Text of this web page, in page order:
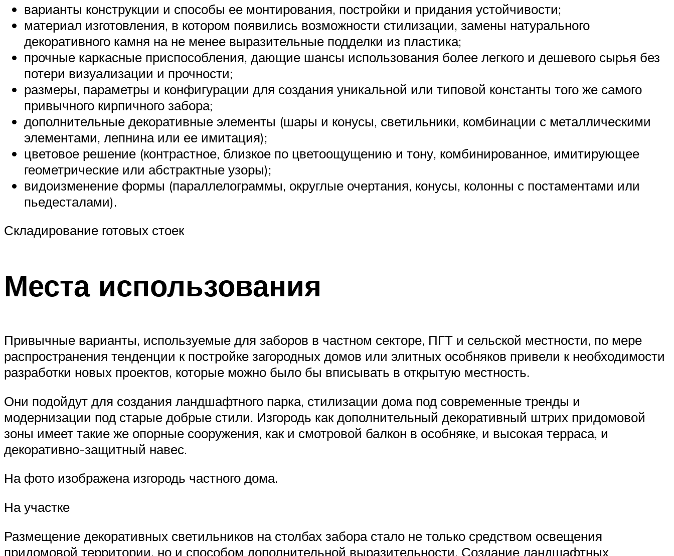
варианты конструкции и способы ее монтирования, постройки и придания устойчивости;
материал изготовления, в котором появились возможности стилизации, замены натурального
декоративного камня на не менее выразительные подделки из пластика;
прочные каркасные приспособления, дающие шансы использования более легкого и дешевого сырья без
потери визуализации и прочности;
размеры, параметры и конфигурации для создания уникальной или типовой константы того же самого
привычного кирпичного забора;
дополнительные декоративные элементы (шары и конусы, светильники, комбинации с металлическими
элементами, лепнина или ее имитация);
цветовое решение (контрастное, близкое по цветоощущению и тону, комбинированное, имитирующее
геометрические или абстрактные узоры);
видоизменение формы (параллелограммы, округлые очертания, конусы, колонны с постаментами или
пьедесталами).
Складирование готовых стоек
Места использования
Привычные варианты, используемые для заборов в частном секторе, ПГТ и сельской местности, по мере
распространения тенденции к постройке загородных домов или элитных особняков привели к необходимости
разработки новых проектов, которые можно было бы вписывать в открытую местность.
Они подойдут для создания ландшафтного парка, стилизации дома под современные тренды и
модернизации под старые добрые стили. Изгородь как дополнительный декоративный штрих придомовой
зоны имеет такие же опорные сооружения, как и смотровой балкон в особняке, и высокая терраса, и
декоративно-защитный навес.
На фото изображена изгородь частного дома.
На участке
Размещение декоративных светильников на столбах забора стало не только средством освещения
придомовой территории, но и способом дополнительной выразительности. Создание ландшафтных